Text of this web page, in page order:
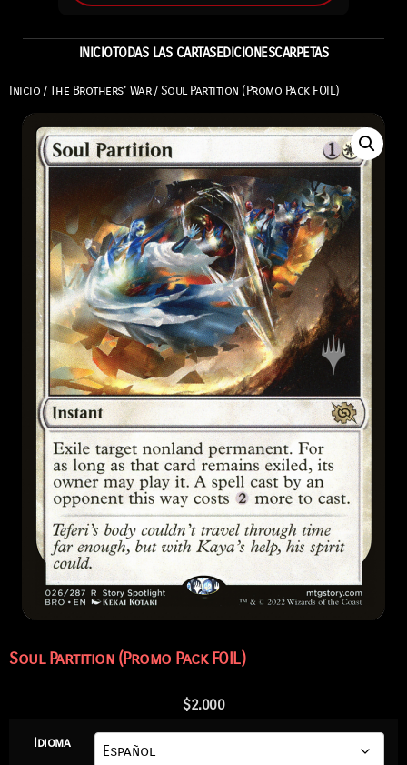
INICIOTODAS LAS CARTASEDICIONESCARPETAS
Inicio /The Brothers' War/ Soul Partition (Promo Pack FOIL)
Soul Partition (Promo Pack FOIL)
$2.000
Idioma